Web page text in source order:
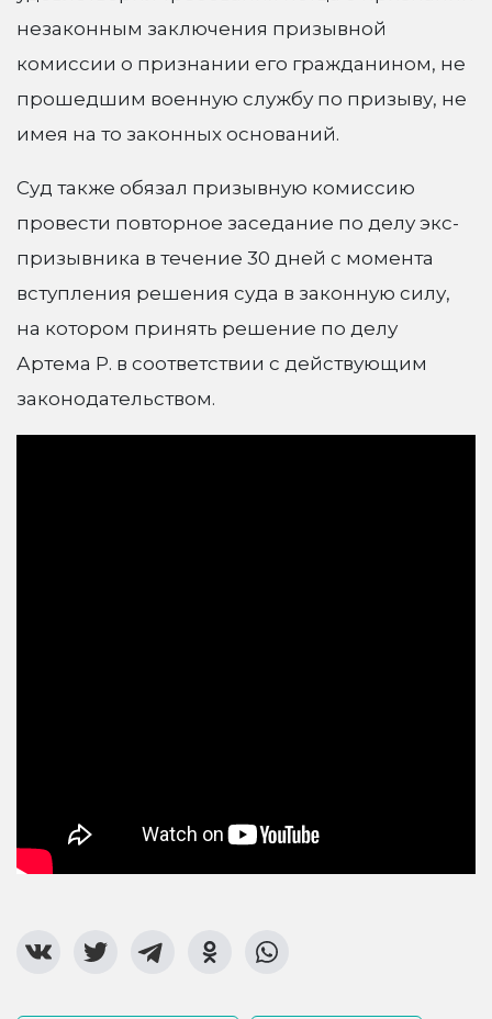
незаконным заключения призывной
комиссии о признании его гражданином, не
прошедшим военную службу по призыву, не
имея на то законных оснований.
Суд также обязал призывную комиссию
провести повторное заседание по делу экс-
призывника в течение 30 дней с момента
вступления решения суда в законную силу,
на котором принять решение по делу
Артема Р. в соответствии с действующим
законодательством.